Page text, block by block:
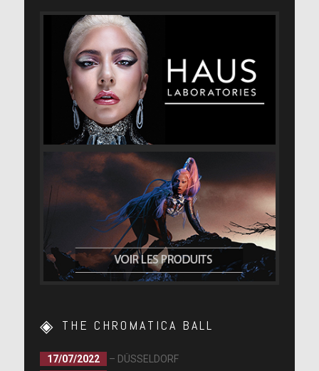
THE CHROMATICA BALL
17/07/2022
– DÜSSELDORF